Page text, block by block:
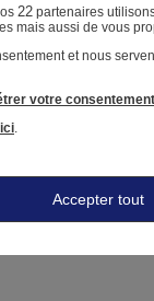
22 partenaires
mais aussi de vous
et nous
votre consentement
.
Accepter tout